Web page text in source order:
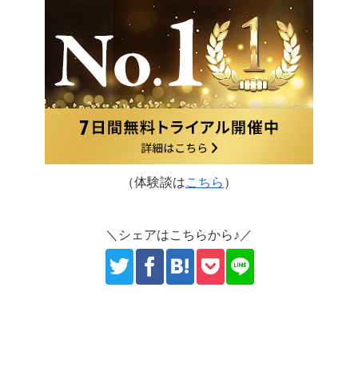
（体験談はこちら ）
＼シェアはこちらから♪／